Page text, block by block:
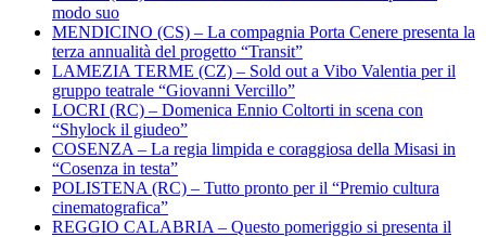
modo suo
MENDICINO (CS) – La compagnia Porta Cenere presenta la
terza annualità del progetto “Transit”
LAMEZIA TERME (CZ) – Sold out a Vibo Valentia per il
gruppo teatrale “Giovanni Vercillo”
LOCRI (RC) – Domenica Ennio Coltorti in scena con
“Shylock il giudeo”
COSENZA – La regia limpida e coraggiosa della Misasi in
“Cosenza in testa”
POLISTENA (RC) – Tutto pronto per il “Premio cultura
cinematografica”
REGGIO CALABRIA – Questo pomeriggio si presenta il